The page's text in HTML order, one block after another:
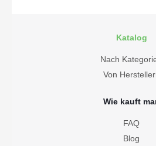
Katalog
Nach
Von
Wie kauft
FAQ
Blog